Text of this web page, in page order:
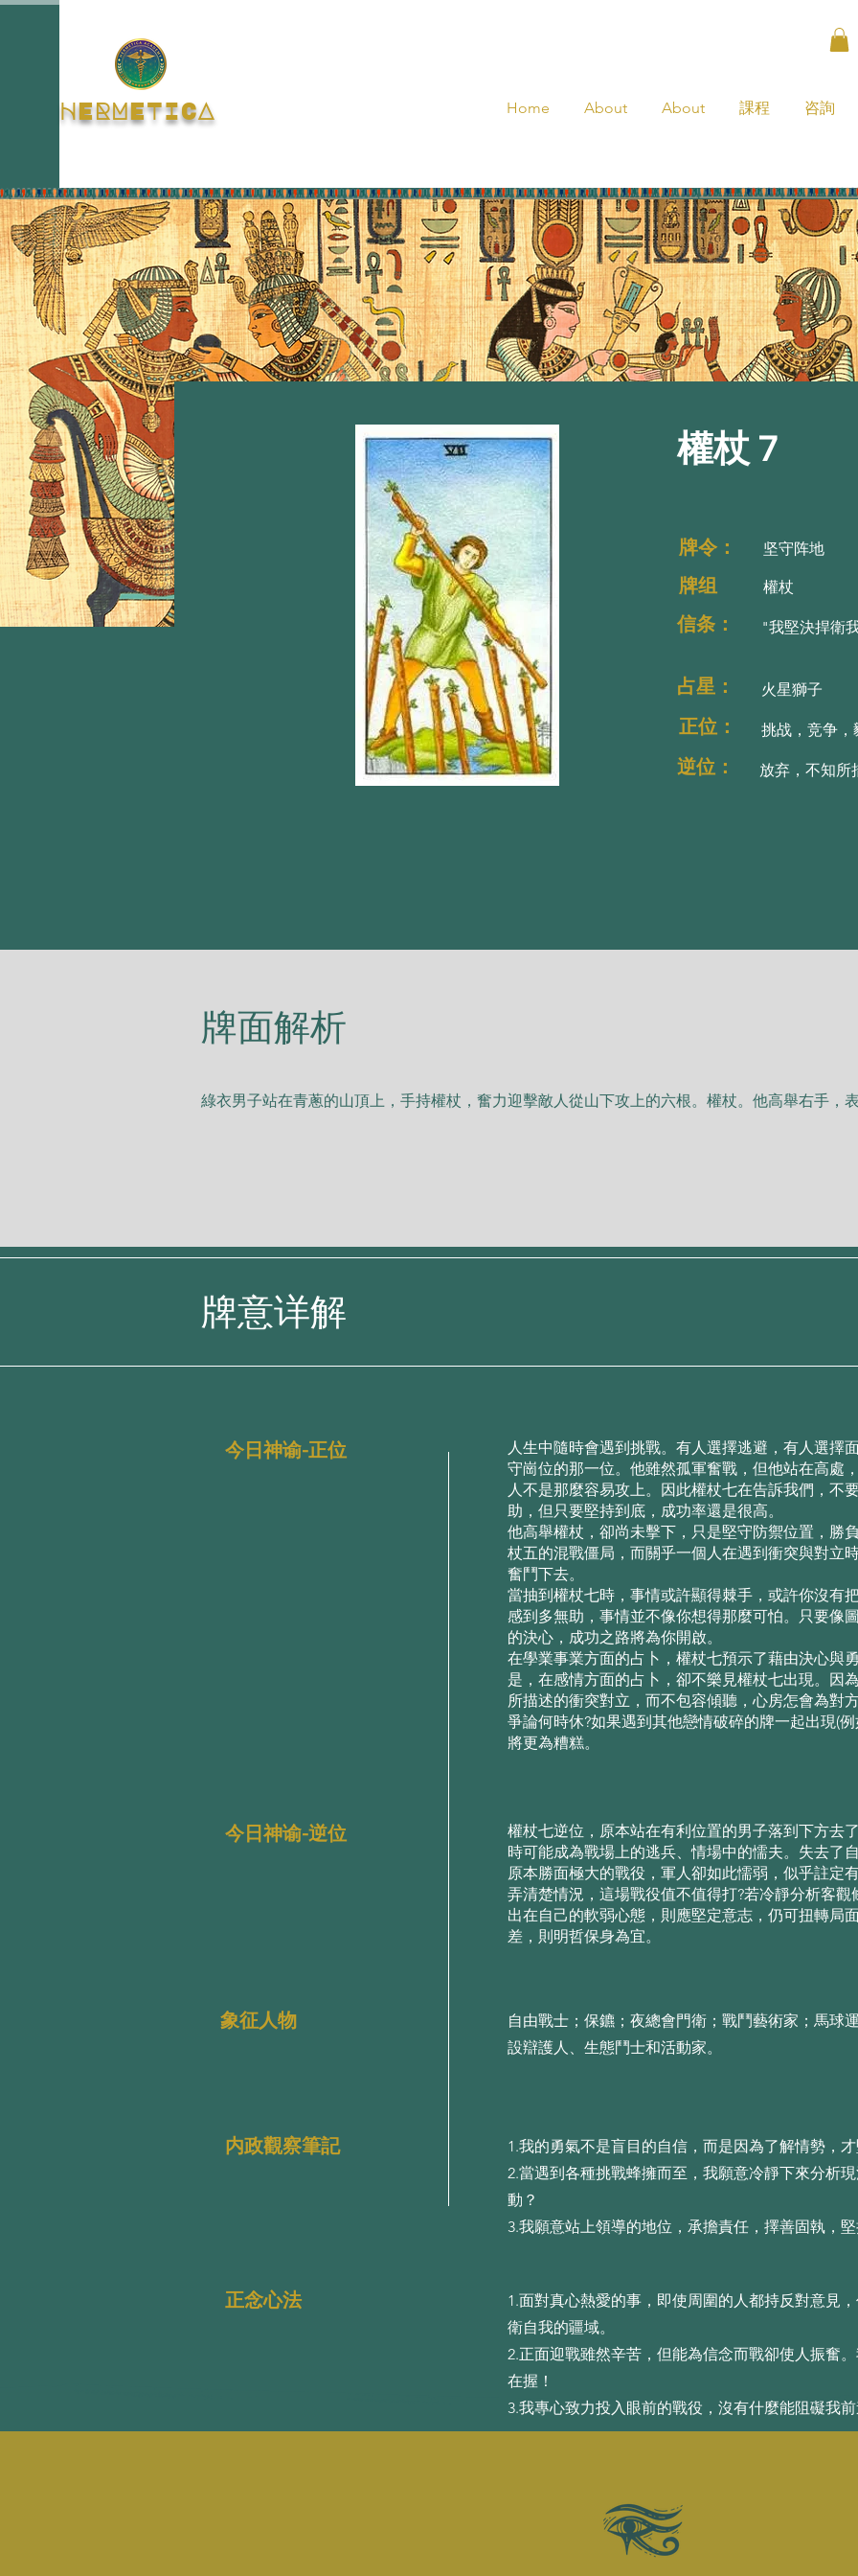
HERMETICA Home About About 課程 咨詢
權杖 7
牌令： 坚守阵地
牌组 權杖
信条： "我堅決捍衛
占星： 火星獅子
正位： 挑战，竞争，
逆位： 放弃，不知所
​牌面解析
綠⾐男⼦站在⻘蔥的⼭頂上，⼿持權杖，奮⼒迎擊敵⼈從⼭下攻上的六根。權杖。他⾼舉右⼿，表
牌意详解
今日神谕-正位
今日神谕-逆位
象征人物
内政觀察筆記
⼈⽣中隨時會遇到挑戰。有⼈選擇逃避，有⼈選擇
守崗位的那⼀位。他雖然孤軍奮戰，但他站在⾼處
⼈不是那麼容易攻上。因此權杖七在告訴我們，不
助，但只要堅持到底，成功率還是很⾼。
他⾼舉權杖，卻尚未擊下，只是堅守防禦位置，勝
杖五的混戰僵局，⽽關乎⼀個⼈在遇到衝突與對⽴
奮⾾下去。
當抽到權杖七時，事情或許顯得棘⼿，或許你沒有
感到多無助，事情並不像你想得那麼可怕。只要像
的決⼼，成功之路將為你開啟。
在學業事業⽅⾯的占⼘，權杖七預⽰了藉由決⼼與
是，在感情⽅⾯的占⼘，卻不樂⾒權杖七出現。因
所描述的衝突對⽴，⽽不包容傾聽，⼼房怎會為對
爭論何時休?如果遇到其他戀情破碎的牌⼀起出現(
將更為糟糕。
權杖七逆位，原本站在有利位置的男⼦落到下⽅去
時可能成為戰場上的逃兵、情場中的懦夫。失去了
原本勝⾯極⼤的戰役，軍⼈卻如此懦弱，似乎註定
弄清楚情況，這場戰役值不值得打?若冷靜分析客
出在⾃⼰的軟弱⼼態，則應堅定意志，仍可扭轉局
差，則明哲保⾝為宜。
自由戰士；保鑣；夜總會門衛；戰鬥藝術家；馬球
設辯護人、生態鬥士和活動家。
1.我的勇氣不是盲⽬的⾃信，⽽是因為了解情勢，
2.當遇到各種挑戰蜂擁⽽⾄，我願意冷靜下來分析
動？
3.我願意站上領導的地位，承擔責任，擇善固執，
正念心法
1.⾯對真⼼熱愛的事，即使周圍的⼈都持反對意⾒
衛⾃我的疆域。
2.正⾯迎戰雖然⾟苦，但能為信念⽽戰卻使⼈振奮
在握！
3.我專⼼致⼒投⼊眼前的戰役，沒有什麼能阻礙我前